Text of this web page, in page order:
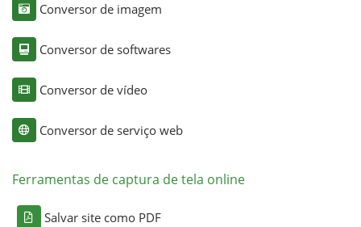
Conversor de imagem
Conversor de softwares
Conversor de vídeo
Conversor de serviço web
Ferramentas de captura de tela online
Salvar site como PDF